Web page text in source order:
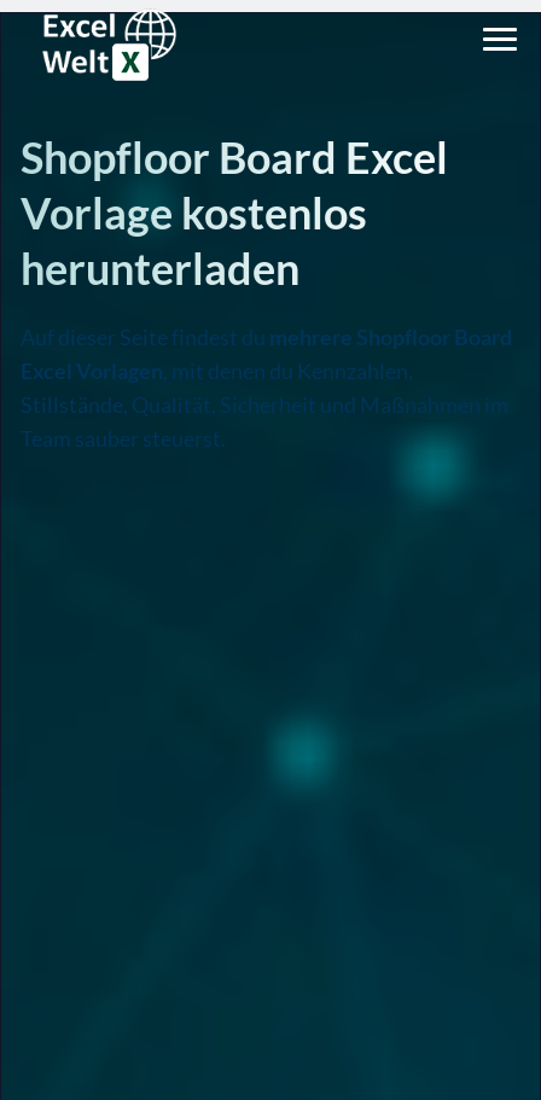
Shopfloor Board Excel
Vorlage kostenlos
herunterladen
Auf dieser Seite findest du mehrere Shopfloor Board
Excel Vorlagen, mit denen du Kennzahlen,
Stillstände, Qualität, Sicherheit und Maßnahmen im
Team sauber steuerst.